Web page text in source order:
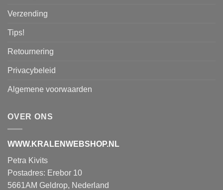
Verzending
Tips!
Retournering
Privacybeleid
Algemene voorwaarden
OVER ONS
WWW.KRALENWEBSHOP.NL
Petra Kivits
Postadres: Erebor 10
5661AM Geldrop, Nederland